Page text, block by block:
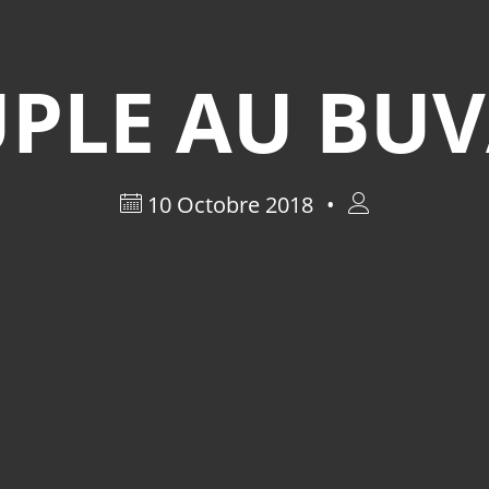
AU
10 Octobre 2018